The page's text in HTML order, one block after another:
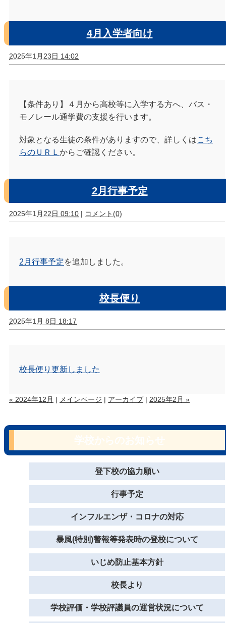
4月入学者向け
2025年1月23日 14:02
【条件あり】４月から高校等に入学する方へ、バス・
モノレール通学費の支援を行います。
対象となる生徒の条件がありますので、詳しくはこち
らのＵＲＬ からご確認ください。
2月行事予定
2025年1月22日 09:10 | コメント(0)
2月行事予定を追加しました。
校長便り
2025年1月 8日 18:17
校長便り更新しました
« 2024年12月 | メインページ | アーカイブ | 2025年2月 »
登下校の協力願い
行事予定
インフルエンザ・コロナの対応
暴風(特別)警報等発表時の登校について
いじめ防止基本方針
校長より
学校評価・学校評議員の運営状況について